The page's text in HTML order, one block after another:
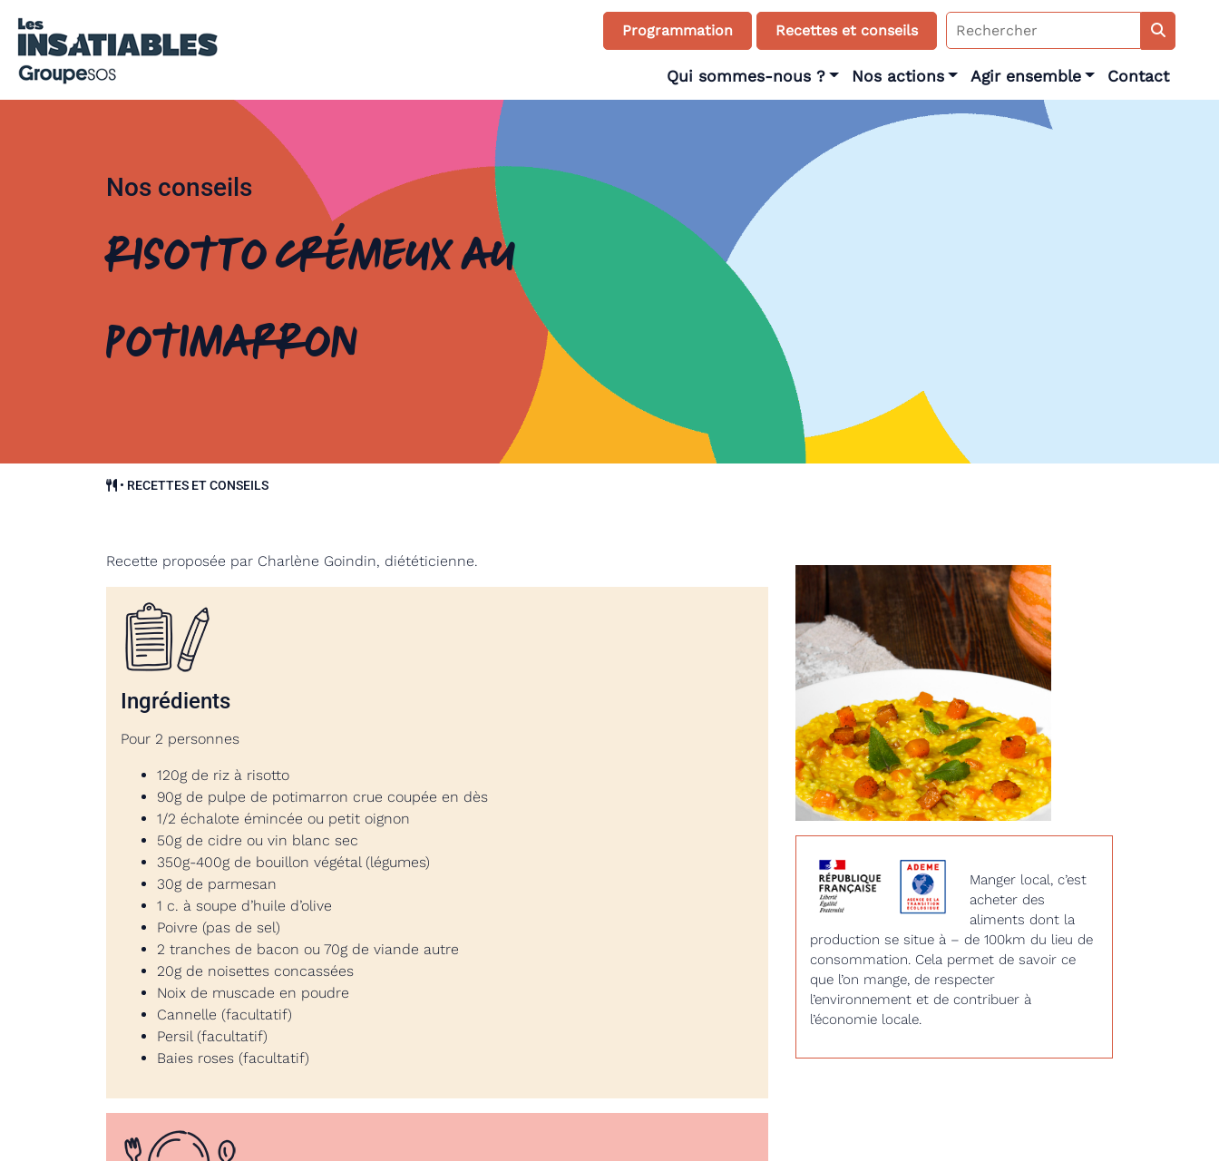
Programmation Recettes et conseils
Search
for:
Qui sommes-nous ? Nos actions Agir ensemble Contact
Nos conseils
Risotto crémeux au
potimarron
• RECETTES ET CONSEILS
Recette proposée par Charlène Goindin, diététicienne.
Ingrédients
Pour 2 personnes
120g de riz à risotto
90g de pulpe de potimarron crue coupée en dès
1/2 échalote émincée ou petit oignon
50g de cidre ou vin blanc sec
350g-400g de bouillon végétal (légumes)
30g de parmesan
1 c. à soupe d’huile d’olive
Poivre (pas de sel)
2 tranches de bacon ou 70g de viande autre
20g de noisettes concassées
Noix de muscade en poudre
Cannelle (facultatif)
Persil (facultatif)
Baies roses (facultatif)
Manger local, c’est
acheter des
aliments dont la
production se situe à – de 100km du lieu de
consommation. Cela permet de savoir ce
que l’on mange, de respecter
l’environnement et de contribuer à
l’économie locale.